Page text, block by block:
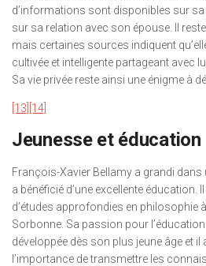
d’informations sont disponibles sur
sur sa relation avec son épouse. Il
mais certaines sources indiquent
cultivée et intelligente partageant avec
Sa vie privée reste ainsi une énigme à
[13] [14]
Jeunesse et éducation
François-Xavier Bellamy a grandi
a bénéficié d’une excellente éducation.
d’études approfondies en philosophie
Sorbonne. Sa passion pour l’éducation
développée dès son plus jeune âge et
l’importance de transmettre les